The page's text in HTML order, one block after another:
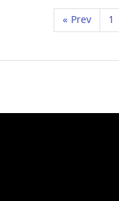
« Prev 1